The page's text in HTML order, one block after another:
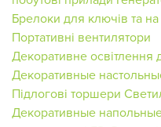
Брелоки для ключів та
Портативні вентилятори
Декоративне освітлення
Декоративные
Підлогові торшери
Декоративные